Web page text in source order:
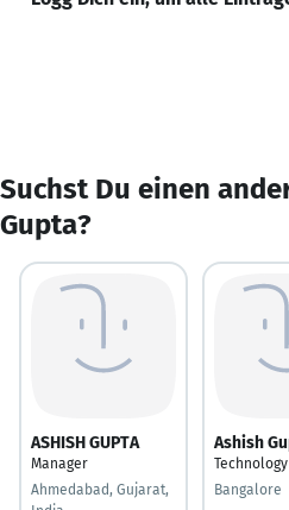
Suchst Du einen
Gupta?
ASHISH GUPTA
Manager
Ahmedabad, Gujarat,
Ashish
Bangalore